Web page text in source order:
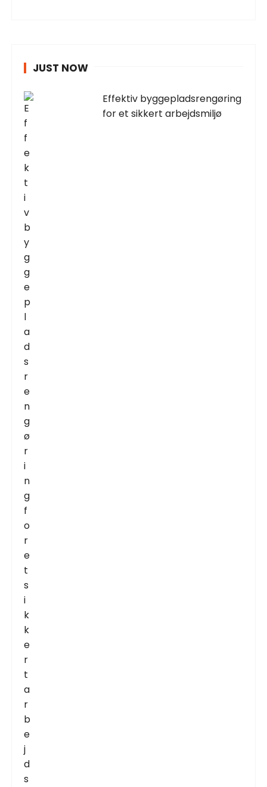
JUST NOW
Effektiv byggepladsrengøring
for et sikkert arbejdsmiljø